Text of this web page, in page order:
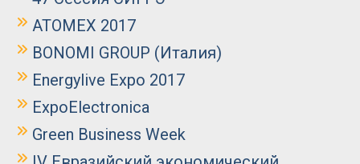
ATOMEX 2017
BONOMI GROUP (Италия)
Energylive Expo 2017
ExpoElectronica
Green Business Week